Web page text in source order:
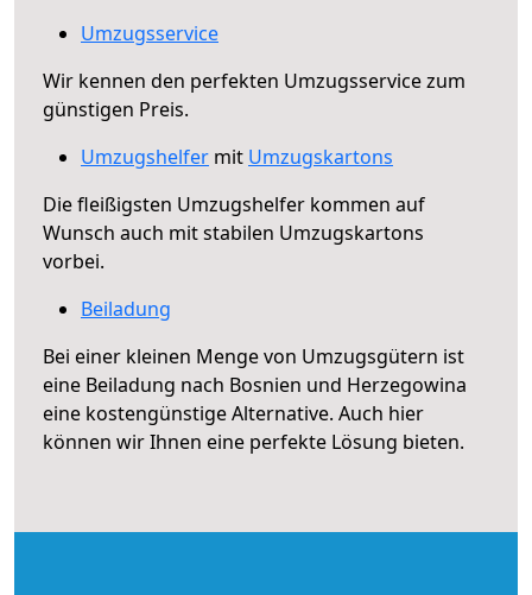
Umzugsservice
Wir kennen den perfekten Umzugsservice zum
günstigen Preis.
Umzugshelfer mit Umzugskartons
Die fleißigsten Umzugshelfer kommen auf
Wunsch auch mit stabilen Umzugskartons
vorbei.
Beiladung
Bei einer kleinen Menge von Umzugsgütern ist
eine Beiladung nach Bosnien und Herzegowina
eine kostengünstige Alternative. Auch hier
können wir Ihnen eine perfekte Lösung bieten.